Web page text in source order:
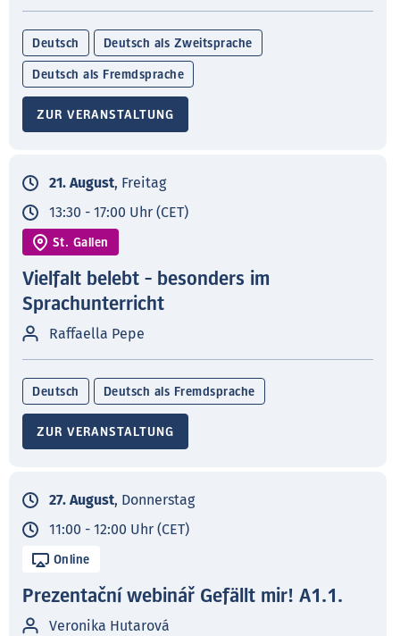
Deutsch Deutsch als Zweitsprache
Deutsch als Fremdsprache
ZUR VERANSTALTUNG
21. August, Freitag
13:30 - 17:00 Uhr (CET)
St. Gallen
Vielfalt belebt - besonders im
Sprachunterricht
Raffaella Pepe
Deutsch Deutsch als Fremdsprache
ZUR VERANSTALTUNG
27. August, Donnerstag
11:00 - 12:00 Uhr (CET)
Online
Prezentační webinář Gefällt mir! A1.1.
Veronika Hutarová